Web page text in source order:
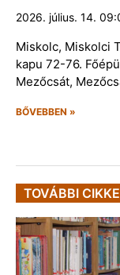
2026. július. 14.
Miskolc, Miskolci
kapu 72-76.
Mezőcsát,
BŐVEBBEN »
TOVÁBBI